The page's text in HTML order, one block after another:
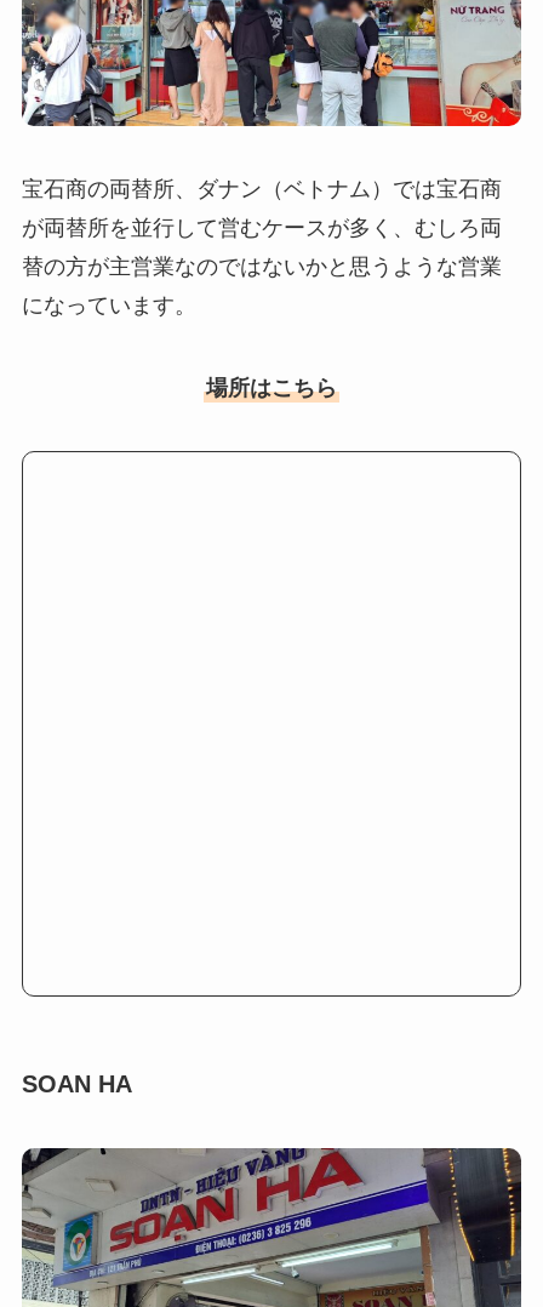
宝石商の両替所、ダナン（ベトナム）では宝石商
が両替所を並行して営むケースが多く、むしろ両
替の方が主営業なのではないかと思うような営業
になっています。
場所はこちら
SOAN HA